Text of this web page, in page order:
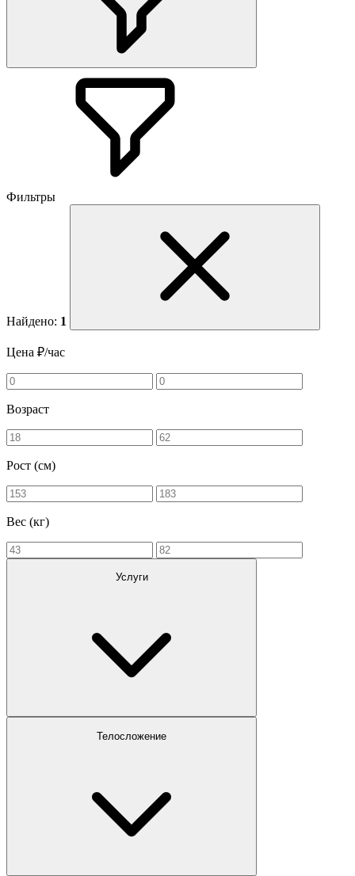
Фильтры
Найдено: 1
Цена ₽/час
Возраст
Рост (см)
Вес (кг)
Услуги
Телосложение